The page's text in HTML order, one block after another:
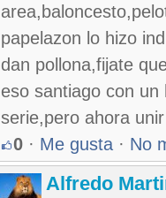
papelazon lo hizo
dan pollona,fijate
eso santiago con
serie,pero ahora
0 · Me gusta · No
Alfredo